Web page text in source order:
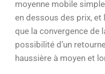
moyenne mobile
en dessous des prix,
que la convergence de
possibilité d’un
haussière à moyen et